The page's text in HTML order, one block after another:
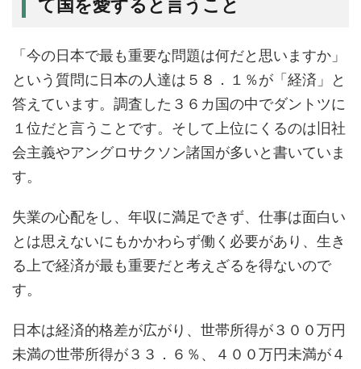
て国を愛すると言うこと
「今の日本で最も重要な問題は何だと思いますか」
という質問に日本の人達は５８．１％が「経済」と
答えています。調査した３６カ国の中でダントツに
１位だと言うことです。そして上位にくるのは旧社
会主義やアングロサクソン諸国が多いと書いていま
す。
失業の心配をし、年収に満足できず、仕事は面白い
とは思えないにもかかわらず働く必要があり、生き
る上で経済が最も重要だと考えざるを得ないので
す。
日本は経済的格差が広がり、世帯所得が３００万円
未満の世帯所得が３３．６％、４００万円未満が４